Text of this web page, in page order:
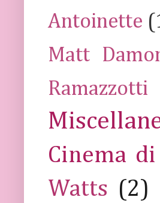
Antoinette
Matt
Ramazzotti
Cinema
Watts (2)